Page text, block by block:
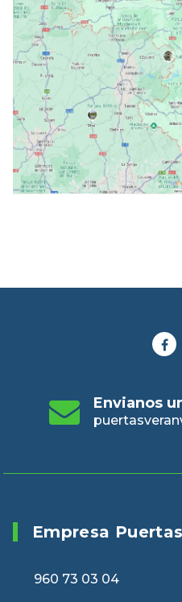
Envianos
Empresa
960 73 03 04